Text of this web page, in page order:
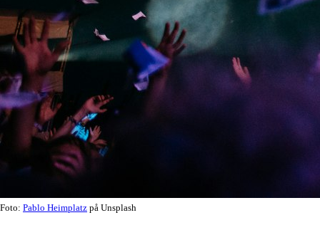
Foto: Pablo Heimplatz på Unsplash